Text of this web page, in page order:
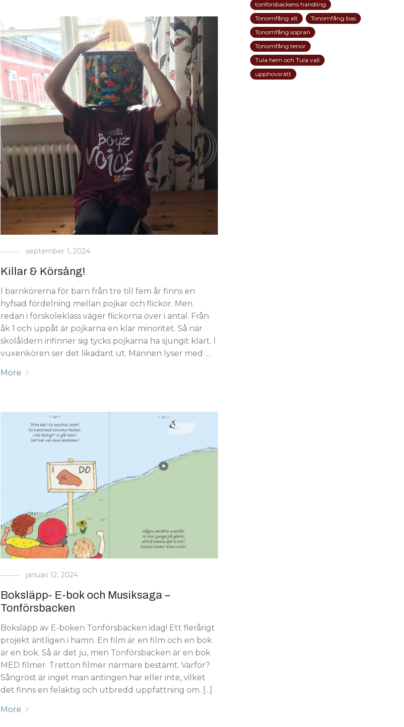
september 1, 2024
Killar & Körsång!
I barnkörerna för barn från tre till fem år finns en
hyfsad fördelning mellan pojkar och flickor. Men
redan i förskoleklass väger flickorna över i antal. Från
åk 1 och uppåt är pojkarna en klar minoritet. Så när
skolåldern infinner sig tycks pojkarna ha sjungit klart. I
vuxenkören ser det likadant ut. Männen lyser med …
More
januari 12, 2024
Boksläpp- E-bok och Musiksaga –
Tonförsbacken
Boksläpp av E-boken Tonförsbacken idag! Ett flerårigt
projekt äntligen i hamn. En film är en film och en bok
är en bok. Så är det ju, men Tonförsbacken är en bok
MED filmer. Tretton filmer närmare bestämt. Varför?
Sångröst är inget man antingen har eller inte, vilket
det finns en felaktig och utbredd uppfattning om. [...]
More
tonförsbackens handling
Tonomfång alt
Tonomfång bas
Tonomfång sopran
Tonomfång tenor
Tula hem och Tula vall
upphovsrätt